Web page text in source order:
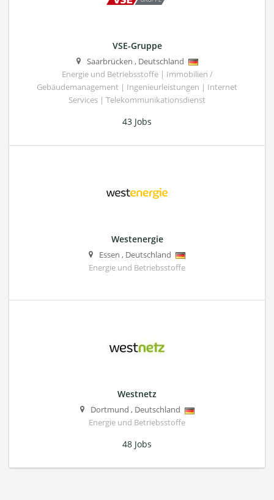
VSE-Gruppe
Saarbrücken , Deutschland
Energie und Betriebsstoffe | Immobilien /
Gebäudemanagement | Ingenieurleistungen | Internet
Services | Telekommunikationsdienst
43 Jobs
Westenergie
Essen , Deutschland
Energie und Betriebsstoffe
Westnetz
Dortmund , Deutschland
Energie und Betriebsstoffe
48 Jobs